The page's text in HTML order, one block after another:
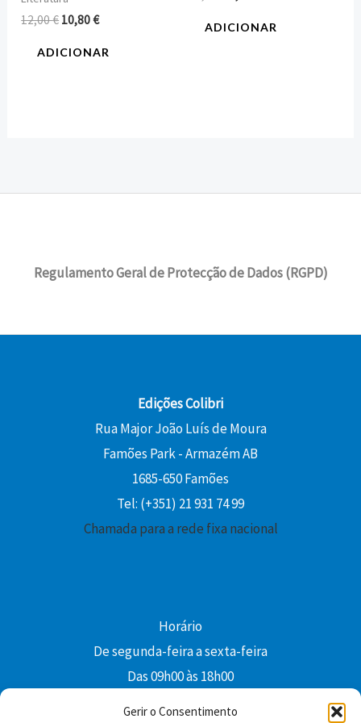
Gerir o Consentimento
12,00€ 10,80€
ADICIONAR
ADICIONAR
Regulamento Geral de Protecção de Dados (RGPD)
Edições Colibri
Rua Major João Luís de Moura
Famões Park - Armazém AB
1685-650 Famões
Tel: (+351) 21 931 74 99
Chamada para a rede fixa nacional
Horário
De segunda-feira a sexta-feira
Das 09h00 às 18h00